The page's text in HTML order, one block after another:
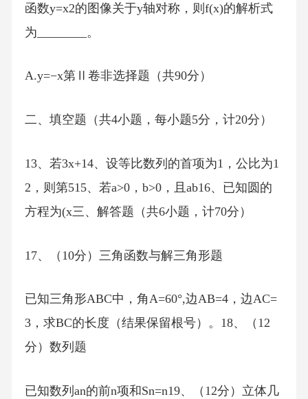
函数y=x2的图像关于y轴对称，则f(x)的解析式
为________。
A.y=−x第Ⅱ卷非选择题（共90分）
二、填空题（共4小题，每小题5分，计20分）
13、若3x+14、设等比数列的首项为1，公比为1
2，则第515、若a>0，b>0，且ab16、已知圆的
方程为(x三、解答题（共6小题，计70分）
17、（10分）三角函数与解三角形题
已知三角形ABC中，角A=60°,边AB=4，边AC=
3，求BC的长度（结果保留根号）。18、（12
分）数列题
已知数列an的前n项和Sn=n19、（12分）立体几